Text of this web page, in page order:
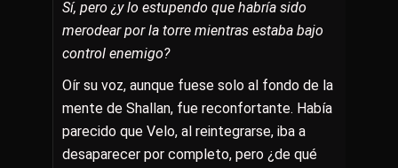
Sí, pero ¿y lo estupendo que habría sido
merodear por la torre mientras estaba bajo
control enemigo?
Oír su voz, aunque fuese solo al fondo de la
mente de Shallan, fue reconfortante. Había
parecido que Velo, al reintegrarse, iba a
desaparecer por completo, pero ¿de qué